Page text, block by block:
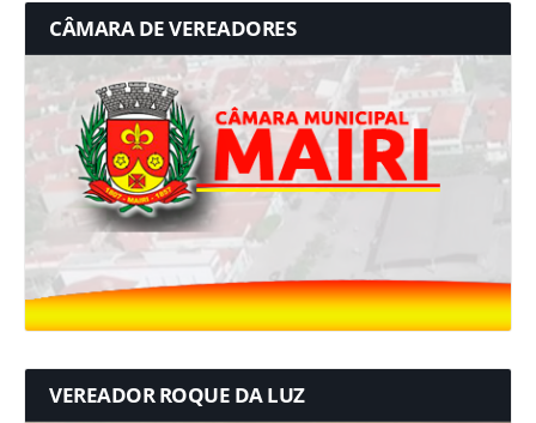
CÂMARA DE VEREADORES
VEREADOR ROQUE DA LUZ